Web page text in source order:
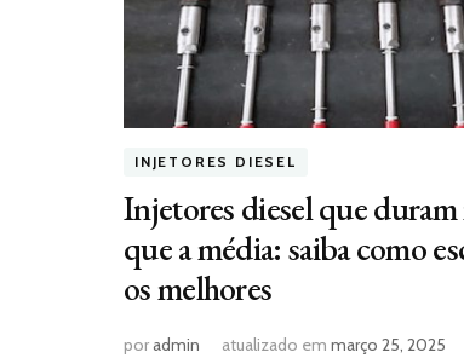
INJETORES DIESEL
Injetores diesel que duram
que a média: saiba como
os melhores
poradmin atualizado em março 25, 2025